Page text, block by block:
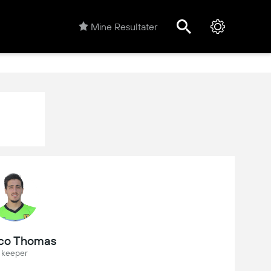
Mine Resultater
Thomas
keeper